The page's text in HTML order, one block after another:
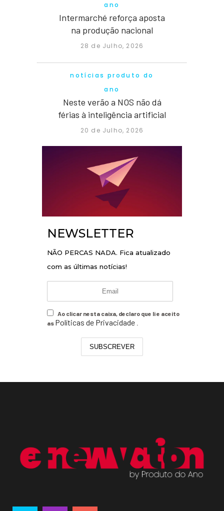
ano
Intermarché reforça aposta
na produção nacional
28 de Julho, 2026
notícias produto do
ano
Neste verão a NOS não dá
férias à inteligência artificial
20 de Julho, 2026
NEWSLETTER
NÃO PERCAS NADA. Fica atualizado
com as últimas notícias!
Ao clicar nesta caixa, declaro que li e aceito
as Políticas de Privacidade
SUBSCREVER